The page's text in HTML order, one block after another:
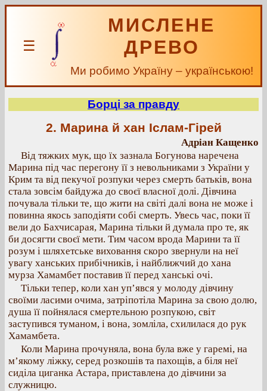
☰
МИСЛЕНЕ
ДРЕВО
Ми робимо Україну – українською!
Борці за правду
2. Марина й хан Іслам-Гірей
Адріан Кащенко
Від тяжких мук, що їх зазнала Богунова наречена
Марина під час перегону її з невольниками з України у
Крим та від пекучої розпуки через смерть батьків, вона
стала зовсім байдужа до своєї власної долі. Дівчина
почувала тільки те, що жити на світі далі вона не може і
повинна якось заподіяти собі смерть. Увесь час, поки її
вели до Бахчисарая, Марина тільки й думала про те, як
би досягти своєї мети. Тим часом врода Марини та її
розум і шляхетське виховання скоро звернули на неї
увагу ханських прибічників, і найближчий до хана
мурза Хамамбет поставив її перед ханські очі.
Тільки тепер, коли хан уп’явся у молоду дівчину
своїми ласими очима, затріпотіла Марина за свою долю,
душа її пойнялася смертельною розпукою, світ
заступився туманом, і вона, зомліла, схилилася до рук
Хамамбета.
Коли Марина прочуняла, вона була вже у гаремі, на
м’якому ліжку, серед розкошів та пахощів, а біля неї
сиділа циганка Астара, приставлена до дівчини за
служницю.